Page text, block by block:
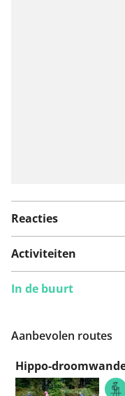
Reacties
Activiteiten
In de buurt
Aanbevolen routes
Hippo-